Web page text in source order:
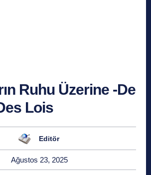
Ruhu Üzerine -De
Lois
Editör
Ağustos 23, 2025